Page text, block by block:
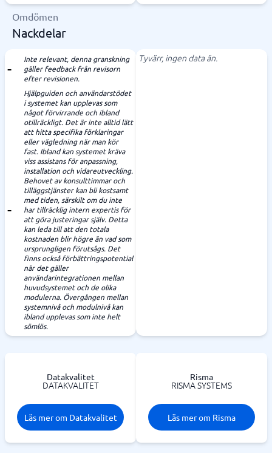
Omdömen
Nackdelar
Inte relevant, denna granskning
gäller feedback från revisorn
efter revisionen.
Hjälpguiden och användarstödet
i systemet kan upplevas som
något förvirrande och ibland
otillräckligt. Det är inte alltid lätt
att hitta specifika förklaringar
eller vägledning när man kör
fast. Ibland kan systemet kräva
viss assistans för anpassning,
installation och vidareutveckling.
Behovet av konsulttimmar och
tilläggstjänster kan bli kostsamt
med tiden, särskilt om du inte
har tillräcklig intern expertis för
att göra justeringar själv. Detta
kan leda till att den totala
kostnaden blir högre än vad som
ursprungligen förutsågs. Det
finns också förbättringspotential
när det gäller
användarintegrationen mellan
huvudsystemet och de olika
modulerna. Övergången mellan
systemnivå och modulnivå kan
ibland upplevas som inte helt
sömlös.
Tyvärr, ingen data än.
Datakvalitet
DATAKVALITET
Läs mer om Datakvalitet
Risma
RISMA SYSTEMS
Läs mer om Risma